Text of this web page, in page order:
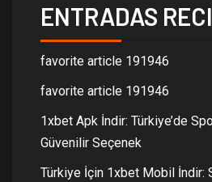
ENTRADAS
favorite article 191946
favorite article 191946
1xbet Apk İndir: Türkiye’de
Güvenilir Seçenek
Türkiye İçin 1xbet Mobil İndir: